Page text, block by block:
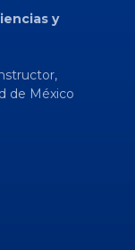
y
de México